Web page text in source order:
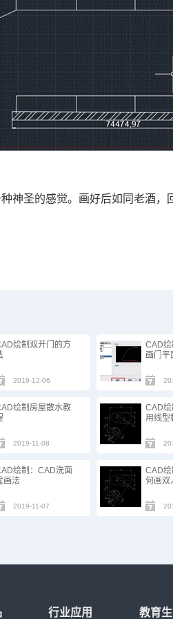
神圣的感觉。画好后如同老酒，
绘制双开门的方
2019-12-06
CAD绘
画门平
绘制房屋散水教
2019-11-08
CAD绘
用线型
绘制：CAD洗面
画法
2019-11-07
CAD绘
何画双
行业应用 教育